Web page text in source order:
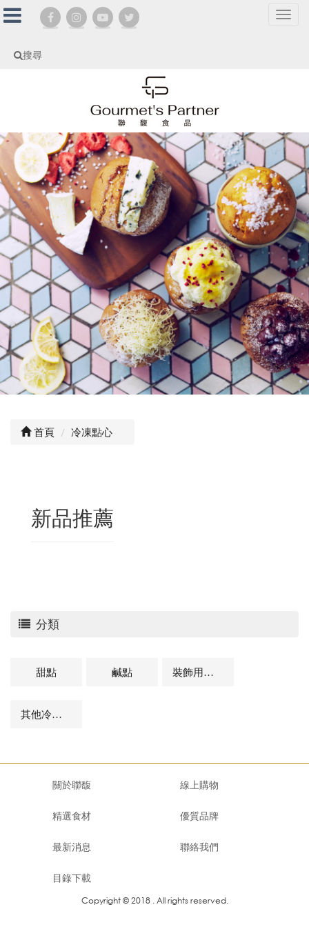
搜尋
選
分類
甜點 鹹點 裝飾用點心
其他冷凍點心及相關商品
首頁 冷凍點心
新品推薦
關於聯馥 線上購物
精選食材 優質品牌
最新消息 聯絡我們
目錄下載
Copyright © 2018 . All rights reserved.